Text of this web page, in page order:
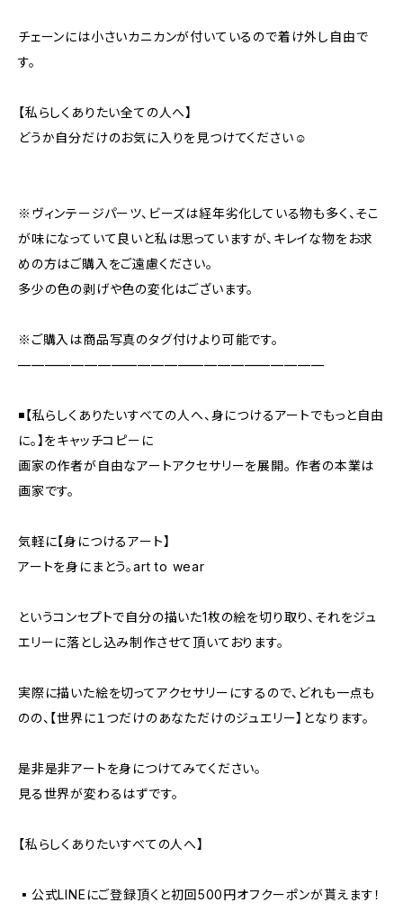
チェーンには小さいカニカンが付いているので着け外し自由で
す。
【私らしくありたい全ての人へ】
どうか自分だけのお気に入りを見つけてください☺️
※ヴィンテージパーツ、ビーズは経年劣化している物も多く、そこ
が味になっていて良いと私は思っていますが、キレイな物をお求
めの方はご購入をご遠慮ください。
多少の色の剥げや色の変化はございます。
※ご購入は商品写真のタグ付けより可能です。
———————————————————————
◾️【私らしくありたいすべての人へ、身につけるアートでもっと自由
に。】をキャッチコピーに
画家の作者が自由なアートアクセサリーを展開。 ︎作者の本業は
画家です。
気軽に【身につけるアート】
アートを身にまとう。art to wear
というコンセプトで自分の描いた1枚の絵を切り取り、それをジュ
エリーに落とし込み制作させて頂いております。
実際に描いた絵を切ってアクセサリーにするので、どれも一点も
のの、【世界に１つだけのあなただけのジュエリー】となります。
是非是非アートを身につけてみてください。
見る世界が変わるはずです。
【私らしくありたいすべての人へ】
▪️公式LINEにご登録頂くと初回500円オフクーポンが貰えます！